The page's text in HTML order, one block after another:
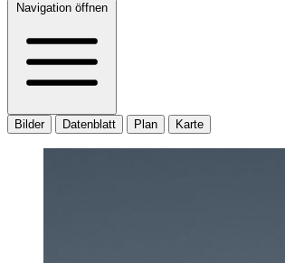
Navigation öffnen
Bilder Datenblatt Plan Karte